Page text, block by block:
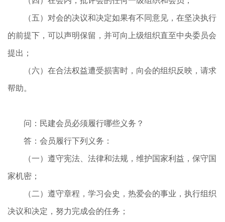
（五）对会的决议和决定如果有不同意见，在坚决执行
的前提下，可以声明保留，并可向上级组织直至中央委员会
提出；
（六）在合法权益遭受损害时，向会的组织反映，请求
帮助。
问：民建会员必须履行哪些义务？
答：会员履行下列义务：
（一）遵守宪法、法律和法规，维护国家利益，保守国
家机密；
（二）遵守章程，学习会史，热爱会的事业，执行组织
决议和决定，努力完成会的任务；